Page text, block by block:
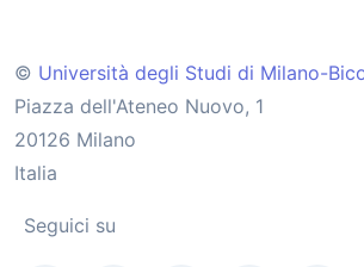
© Università degli Studi di Milano-
Piazza dell'Ateneo Nuovo, 1
20126 Milano
Italia
Seguici su